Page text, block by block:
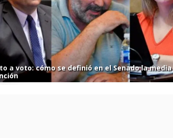
a voto: cómo se definió en el Senado la media